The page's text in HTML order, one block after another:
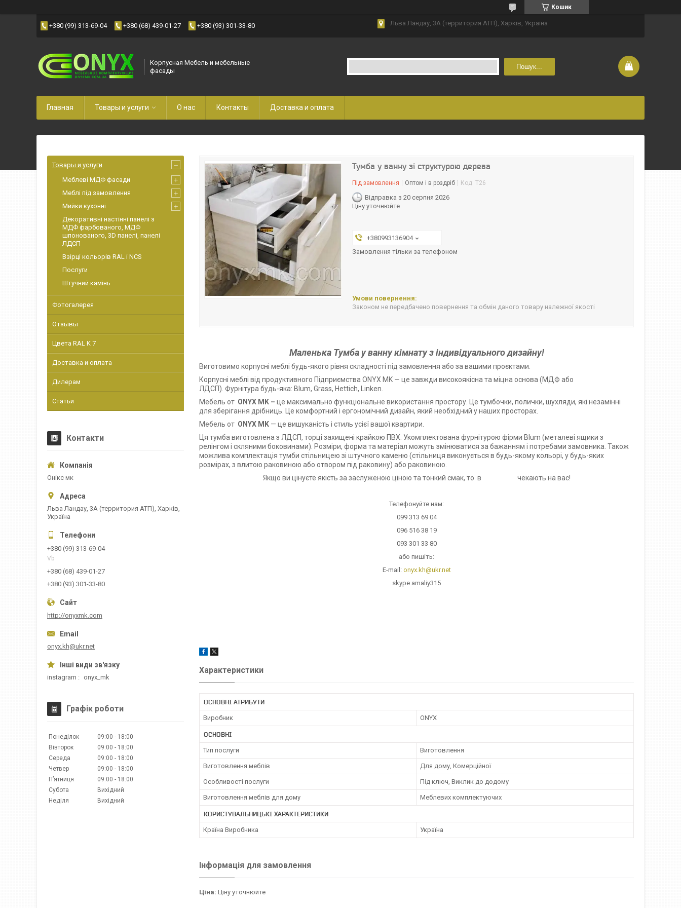
Кошик
+380 (99) 313-69-04 +380 (68) 439-01-27 +380 (93) 301-33-80 Льва Ландау, 3А (территория АТП), Харків, Україна
Корпусная Мебель и мебельные
фасады
Пошук...
Главная Товары и услуги О нас Контакты Доставка и оплата
Тумба у ванну зі структурою дерева
Під замовлення Оптом і в роздріб Код: Т26
Відправка з 20 серпня 2026
Ціну уточнюйте
+380993136904
Замовлення тільки за телефоном
Законом не передбачено повернення та обмін даного товару належної якості
Маленька Тумба у ванну кімнату з індивідуального дизайну!
Виготовимо корпусні меблі будь-якого рівня складності під замовлення або за вашими проєктами.
Корпусні меблі від продуктивного Підприємства ONYX MK — це завжди високоякісна та міцна основа (МДФ або
ЛДСП). Фурнітура будь-яка: Blum, Grass, Hettich, Linken.
Мебель от ONYX MK – це максимально функціональне використання простору. Це тумбочки, полички, шухляди, які незамінні
для зберігання дрібниць. Це комфортний і ергономічний дизайн, який необхідний у наших просторах.
Мебель от ONYX MK — це вишуканість і стиль усієї вашої квартири.
Ця тумба виготовлена з ЛДСП, торці захищені крайкою ПВХ. Укомплектована фурнітурою фірми Blum (металеві ящики з
релінгом і скляними боковинами). Розміри, форма та матеріал можуть змінюватися за бажанням і потребами замовника. Також
можлива комплектація тумби стільницею зі штучного каменю (стільниця виконується в будь-якому кольорі, у будь-яких
розмірах, з влитою раковиною або отвором під раковину) або раковиною.
Якщо ви цінуєте якість за заслуженою ціною та тонкий смак, то в чекають на вас!
Телефонуйте нам:
099 313 69 04
096 516 38 19
093 301 33 80
або пишіть:
E-mail: onyx.kh@ukr.net
skype amaliy315
Характеристики
ОСНОВНІ АТРИБУТИ
Виробник ONYX
ОСНОВНІ
Тип послуги Виготовлення
Виготовлення меблів Для дому, Комерційної
Особливості послуги Під ключ, Виклик до додому
Виготовлення меблів для дому Меблевих комплектуючих
КОРИСТУВАЛЬНИЦЬКІ ХАРАКТЕРИСТИКИ
Країна Виробника Україна
Інформація для замовлення
Ціна: Ціну уточнюйте
Товары и услуги
Меблеві МДФ фасади
Меблі під замовлення
Мийки кухонні
Декоративні настінні панелі з
МДФ фарбованого, МДФ
шпонованого, 3D панелі, панелі
ЛДСП
Взірці кольорів RAL і NCS
Послуги
Штучний камінь
Фотогалерея
Отзывы
Цвета RAL K 7
Доставка и оплата
Дилерам
Статьи
Контакти
Онікс мк
Льва Ландау, 3А (территория АТП), Харків,
Україна
+380 (99) 313-69-04
Vb
+380 (68) 439-01-27
+380 (93) 301-33-80
http://onyxmk.com
onyx.kh@ukr.net
instagram onyx_mk
Графік роботи
Понеділок 09:00
18:00
Вівторок
09:00
18:00
Середа
09:00
18:00
Четвер
09:00
18:00
Пʼятниця
09:00
18:00
Субота
Вихідний
Неділя
Вихідний